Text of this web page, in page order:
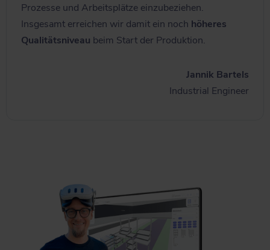
Prozesse und Arbeitsplätze einzubeziehen.
Insgesamt erreichen wir damit ein noch höheres
Qualitätsniveau beim Start der Produktion.
Jannik Bartels
Industrial Engineer